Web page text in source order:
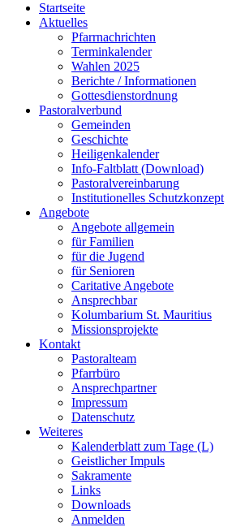
Startseite
Aktuelles
Pfarrnachrichten
Terminkalender
Wahlen 2025
Berichte / Informationen
Gottesdienstordnung
Pastoralverbund
Gemeinden
Geschichte
Heiligenkalender
Info-Faltblatt (Download)
Pastoralvereinbarung
Institutionelles Schutzkonzept
Angebote
Angebote allgemein
für Familien
für die Jugend
für Senioren
Caritative Angebote
Ansprechbar
Kolumbarium St. Mauritius
Missionsprojekte
Kontakt
Pastoralteam
Pfarrbüro
Ansprechpartner
Impressum
Datenschutz
Weiteres
Kalenderblatt zum Tage (L)
Geistlicher Impuls
Sakramente
Links
Downloads
Anmelden